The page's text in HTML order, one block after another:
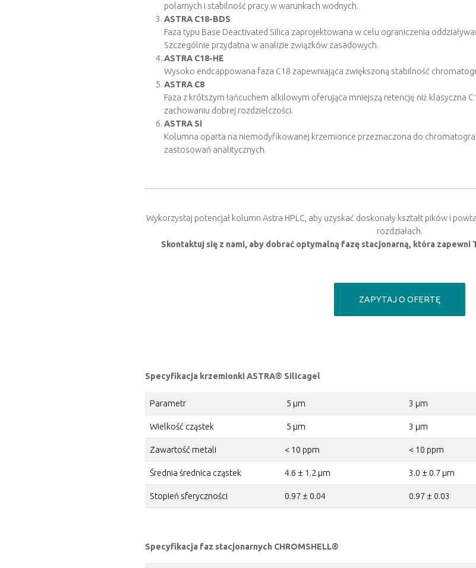
polarnych i stabilność pracy w warunkach wodnych.
ASTRA C18-BDS
Faza typu Base Deactivated Silica zaprojektowana w celu ograniczenia
Szczególnie przydatna w analizie związków zasadowych.
ASTRA C18-HE
Wysoko endcappowana faza C18 zapewniająca zwiększoną stabilność
ASTRA C8
Faza z krótszym łańcuchem alkilowym oferująca mniejszą retencję niż klasyczna
zachowaniu dobrej rozdzielczości.
ASTRA Si
Kolumna oparta na niemodyfikowanej krzemionce przeznaczona do
zastosowań analitycznych.
Wykorzystaj potencjał kolumn Astra HPLC, aby uzyskać doskonały kształt pików i
rozdziałach.
Skontaktuj się z nami, aby dobrać optymalną fazę stacjonarną, która zapewni
ZAPYTAJ O OFERTĘ
Specyfikacja krzemionki ASTRA® Silicagel
Parametr 5 µm 3 µm
Wielkość cząstek 5 µm 3 µm
Zawartość metali < 10 ppm < 10 ppm
Średnia średnica cząstek 4.6 ± 1.2 µm 3.0 ± 0.7 µm
Stopień sferyczności 0.97 ± 0.04 0.97 ± 0.03
Specyfikacja faz stacjonarnych CHROMSHELL®